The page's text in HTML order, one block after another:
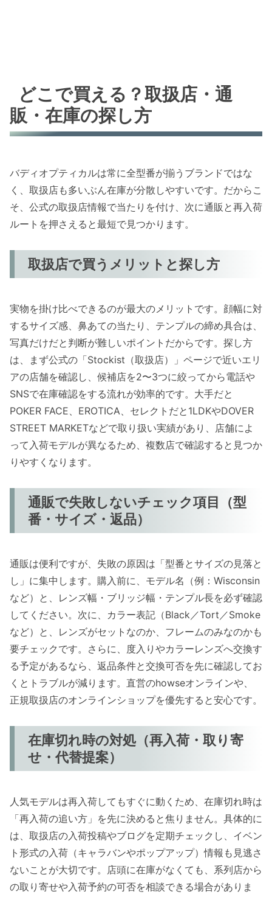
どこで買える？取扱店・通
販・在庫の探し方
バディオプティカルは常に全型番が揃うブランドではな
く、取扱店も多いぶん在庫が分散しやすいです。だからこ
そ、公式の取扱店情報で当たりを付け、次に通販と再入荷
ルートを押さえると最短で見つかります。
取扱店で買うメリットと探し方
実物を掛け比べできるのが最大のメリットです。顔幅に対
するサイズ感、鼻あての当たり、テンプルの締め具合は、
写真だけだと判断が難しいポイントだからです。探し方
は、まず公式の「Stockist（取扱店）」ページで近いエリ
アの店舗を確認し、候補店を2〜3つに絞ってから電話や
SNSで在庫確認をする流れが効率的です。大手だと
POKER FACE、EROTICA、セレクトだと1LDKやDOVER
STREET MARKETなどで取り扱い実績があり、店舗によ
って入荷モデルが異なるため、複数店で確認すると見つか
りやすくなります。
通販で失敗しないチェック項目（型
番・サイズ・返品）
通販は便利ですが、失敗の原因は「型番とサイズの見落と
し」に集中します。購入前に、モデル名（例：Wisconsin
など）と、レンズ幅・ブリッジ幅・テンプル長を必ず確認
してください。次に、カラー表記（Black／Tort／Smoke
など）と、レンズがセットなのか、フレームのみなのかも
要チェックです。さらに、度入りやカラーレンズへ交換す
る予定があるなら、返品条件と交換可否を先に確認してお
くとトラブルが減ります。直営のhowseオンラインや、
正規取扱店のオンラインショップを優先すると安心です。
在庫切れ時の対処（再入荷・取り寄
せ・代替提案）
人気モデルは再入荷してもすぐに動くため、在庫切れ時は
「再入荷の追い方」を先に決めると焦りません。具体的に
は、取扱店の入荷投稿やブログを定期チェックし、イベン
ト形式の入荷（キャラバンやポップアップ）情報も見逃さ
ないことが大切です。店頭に在庫がなくても、系列店から
の取り寄せや入荷予約の可否を相談できる場合がありま